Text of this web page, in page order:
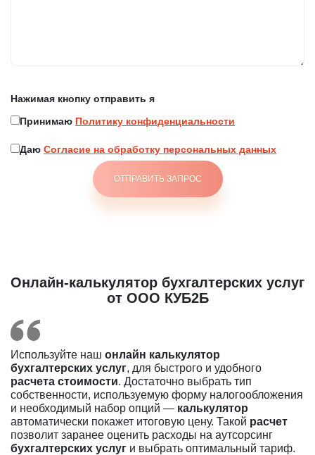
Нажимая кнопку отправить я
Принимаю Политику конфиденциальности
Даю Согласие на обработку персональных данных
Онлайн-калькулятор бухгалтерских услуг
от ООО КУБ2Б
Используйте наш онлайн калькулятор
бухгалтерских услуг, для быстрого и удобного
расчета стоимости. Достаточно выбрать тип
собственности, используемую форму налогообложения
и необходимый набор опций — калькулятор
автоматически покажет итоговую цену. Такой расчет
позволит заранее оценить расходы на аутсорсинг
бухгалтерских услуг и выбрать оптимальный тариф.
Принимаю Политику конфиденциальности
ДаюСогласие на обработку персональных